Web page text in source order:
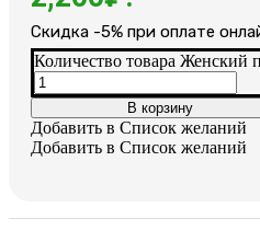
Cкидка -5% при оплате
Количество товара Женский
В корзину
Добавить в Список желаний
Добавить в Список желаний